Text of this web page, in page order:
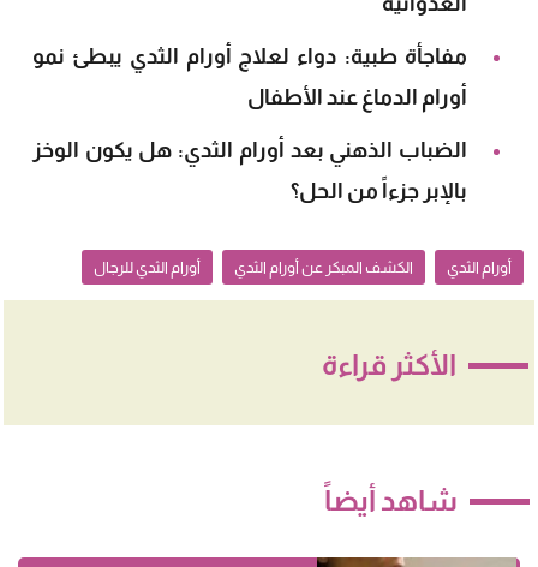
مفاجأة طبية: دواء لعلاج أورام الثدي يبطئ نمو
أورام الدماغ عند الأطفال
الضباب الذهني بعد أورام الثدي: هل يكون الوخز
بالإبر جزءاً من الحل؟
أورام الثدي الكشف المبكر عن أورام الثدي أورام الثدي للرجال
الأكثر قراءة
شاهد أيضاً